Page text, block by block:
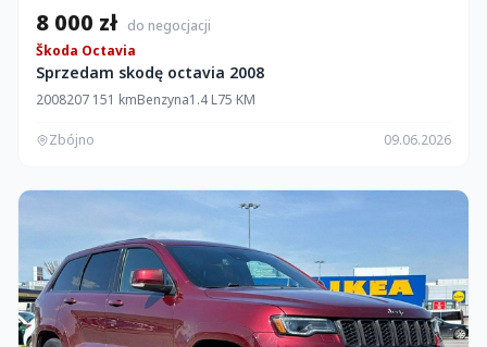
8 000 zł do negocjacji
Škoda Octavia
Sprzedam skodę octavia 2008
2008207 151 kmBenzyna1.4 L75 KM
Zbójno 09.06.2026